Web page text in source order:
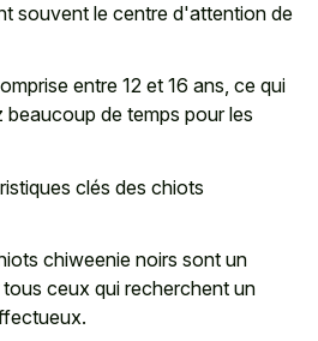
souvent le centre d'attention de
entre 12 et 16 ans, ce qui
de temps pour les
clés des chiots
chiweenie noirs sont un
ceux qui recherchent un